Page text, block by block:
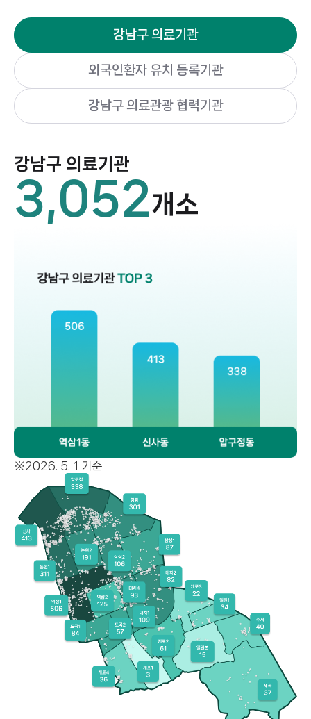
강남구 의료기관
외국인환자 유치 등록기관
강남구 의료관광 협력기관
강남구 의료기관
3,052개소
※2026. 5. 1 기준